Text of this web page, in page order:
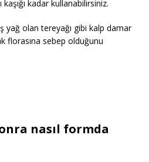
kaşığı kadar kullanabilirsiniz.
yağ olan tereyağı gibi kalp damar
florasına sebep olduğunu
nasıl formda